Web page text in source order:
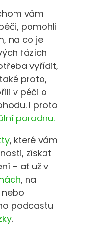
vám
pomohli
na co je
fázích
vyřídit,
proto,
v péči o
I proto
poradnu.
, které vám
získat
– ať už v
, na
podcastu
.